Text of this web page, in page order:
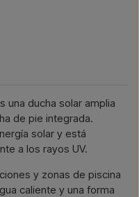
una ducha solar amplia
de pie integrada.
solar y está
a los rayos UV.
y zonas de piscina
caliente y una forma